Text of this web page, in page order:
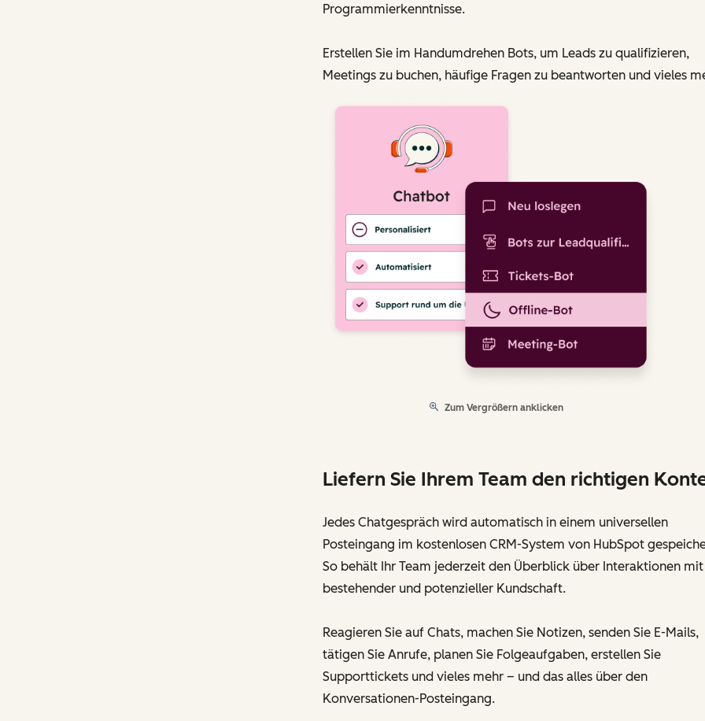
Programmierkenntnisse.
Erstellen Sie im Handumdrehen Bots, um Leads zu qualifizieren,
Meetings zu buchen, häufige Fragen zu beantworten und vieles
Zum Vergrößern anklicken
Liefern Sie Ihrem Team den richtigen
Jedes Chatgespräch wird automatisch in einem universellen
Posteingang im kostenlosen CRM-System von HubSpot
So behält Ihr Team jederzeit den Überblick über Interaktionen mit
bestehender und potenzieller Kundschaft.
Reagieren Sie auf Chats, machen Sie Notizen, senden Sie E-Mails,
tätigen Sie Anrufe, planen Sie Folgeaufgaben, erstellen Sie
Supporttickets und vieles mehr – und das alles über den
Konversationen-Posteingang.